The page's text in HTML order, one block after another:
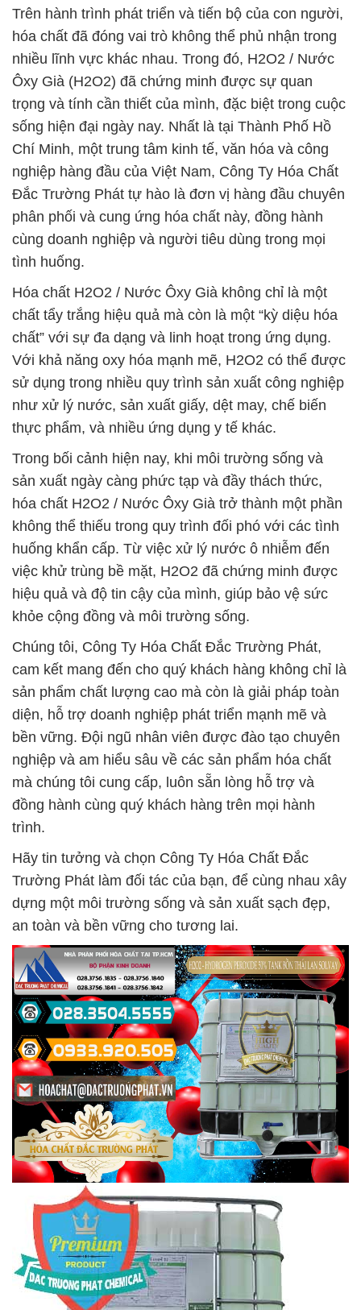
Trên hành trình phát triển và tiến bộ của con người,
hóa chất đã đóng vai trò không thể phủ nhận trong
nhiều lĩnh vực khác nhau. Trong đó, H2O2 / Nước
Ôxy Già (H2O2) đã chứng minh được sự quan
trọng và tính cần thiết của mình, đặc biệt trong cuộc
sống hiện đại ngày nay. Nhất là tại Thành Phố Hồ
Chí Minh, một trung tâm kinh tế, văn hóa và công
nghiệp hàng đầu của Việt Nam, Công Ty Hóa Chất
Đắc Trường Phát tự hào là đơn vị hàng đầu chuyên
phân phối và cung ứng hóa chất này, đồng hành
cùng doanh nghiệp và người tiêu dùng trong mọi
tình huống.
Hóa chất H2O2 / Nước Ôxy Già không chỉ là một
chất tẩy trắng hiệu quả mà còn là một “kỳ diệu hóa
chất” với sự đa dạng và linh hoạt trong ứng dụng.
Với khả năng oxy hóa mạnh mẽ, H2O2 có thể được
sử dụng trong nhiều quy trình sản xuất công nghiệp
như xử lý nước, sản xuất giấy, dệt may, chế biến
thực phẩm, và nhiều ứng dụng y tế khác.
Trong bối cảnh hiện nay, khi môi trường sống và
sản xuất ngày càng phức tạp và đầy thách thức,
hóa chất H2O2 / Nước Ôxy Già trở thành một phần
không thể thiếu trong quy trình đối phó với các tình
huống khẩn cấp. Từ việc xử lý nước ô nhiễm đến
việc khử trùng bề mặt, H2O2 đã chứng minh được
hiệu quả và độ tin cậy của mình, giúp bảo vệ sức
khỏe cộng đồng và môi trường sống.
Chúng tôi, Công Ty Hóa Chất Đắc Trường Phát,
cam kết mang đến cho quý khách hàng không chỉ là
sản phẩm chất lượng cao mà còn là giải pháp toàn
diện, hỗ trợ doanh nghiệp phát triển mạnh mẽ và
bền vững. Đội ngũ nhân viên được đào tạo chuyên
nghiệp và am hiểu sâu về các sản phẩm hóa chất
mà chúng tôi cung cấp, luôn sẵn lòng hỗ trợ và
đồng hành cùng quý khách hàng trên mọi hành
trình.
Hãy tin tưởng và chọn Công Ty Hóa Chất Đắc
Trường Phát làm đối tác của bạn, để cùng nhau xây
dựng một môi trường sống và sản xuất sạch đẹp,
an toàn và bền vững cho tương lai.